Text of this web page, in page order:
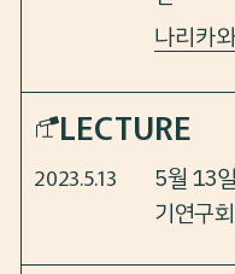
나리카
LECTURE
2023.5.13
5월 13
기연구